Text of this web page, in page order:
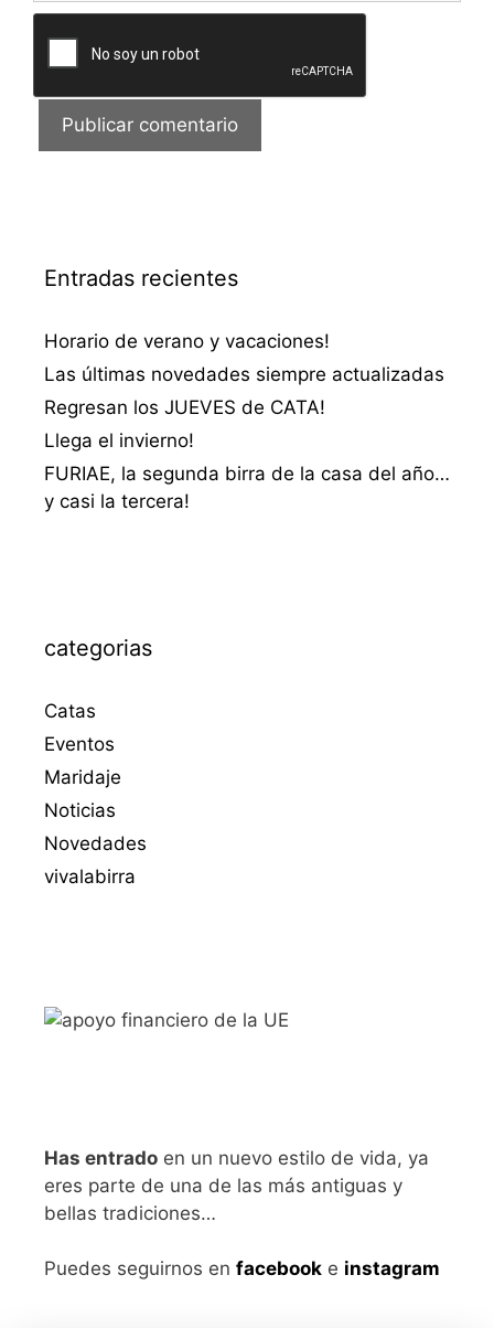
Entradas recientes
Horario de verano y vacaciones!
Las últimas novedades siempre actualizadas
Regresan los JUEVES de CATA!
Llega el invierno!
FURIAE, la segunda birra de la casa del año…
y casi la tercera!
categorias
Catas
Eventos
Maridaje
Noticias
Novedades
vivalabirra
Has entrado en un nuevo estilo de vida, ya
eres parte de una de las más antiguas y
bellas tradiciones…
Puedes seguirnos en facebook e instagram